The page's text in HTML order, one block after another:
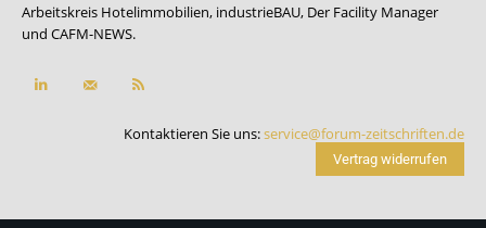
Arbeitskreis Hotelimmobilien, industrieBAU, Der Facility Manager
und CAFM-NEWS.
Kontaktieren Sie uns:service@forum-zeitschriften.de
Vertrag widerrufen